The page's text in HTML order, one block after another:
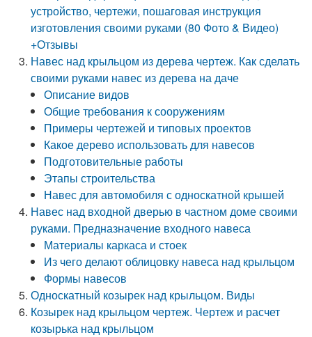
устройство, чертежи, пошаговая инструкция
изготовления своими руками (80 Фото & Видео)
+Отзывы
Навес над крыльцом из дерева чертеж. Как сделать
своими руками навес из дерева на даче
Описание видов
Общие требования к сооружениям
Примеры чертежей и типовых проектов
Какое дерево использовать для навесов
Подготовительные работы
Этапы строительства
Навес для автомобиля с односкатной крышей
Навес над входной дверью в частном доме своими
руками. Предназначение входного навеса
Материалы каркаса и стоек
Из чего делают облицовку навеса над крыльцом
Формы навесов
Односкатный козырек над крыльцом. Виды
Козырек над крыльцом чертеж. Чертеж и расчет
козырька над крыльцом